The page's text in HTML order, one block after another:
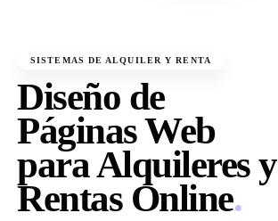
SISTEMAS DE ALQUILER Y RENTA
Diseño de
Páginas Web
para Alquileres y
Rentas Online.